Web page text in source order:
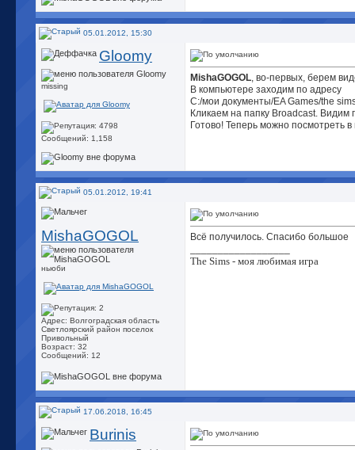
05.01.2012, 15:30
Gloomy
missing
Сообщений: 1,158
MishaGOGOL, во-первых, берем
В компьютере заходим по адресу
C:/мои документы/EA Games/the
Кликаем на папку Broadcast. Видим
Готово! Теперь можно посмотреть в
05.01.2012, 19:41
MishaGOGOL
ньюби
Адрес: Волгоградская область
Светлоярский район поселок
Привольный
Возраст: 32
Сообщений: 12
Всё получилось. Спасибо большое
The Sims - моя любимая игра
17.06.2018, 16:45
Burinis